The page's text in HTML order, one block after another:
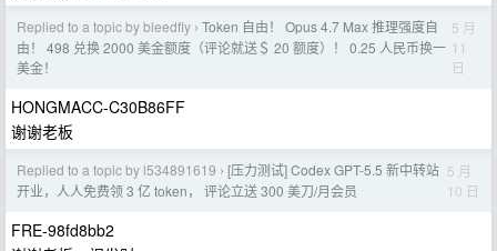
Replied to a topic by bleedfly › Token 自由！ Opus 4.7 Max 推理强度自
由！ 498 兑换 2000 美金额度（评论就送＄ 20 额度）！ 0.25 人民币换一
美金！
5 月
11
日
HONGMACC-C30B86FF
谢谢老板
Replied to a topic by l534891619 › [压力测试] Codex GPT-5.5 新中转站
开业，人人免费领 3 亿 token， 评论立送 300 美刀/月会员
5 月
10 日
FRE-98fd8bb2